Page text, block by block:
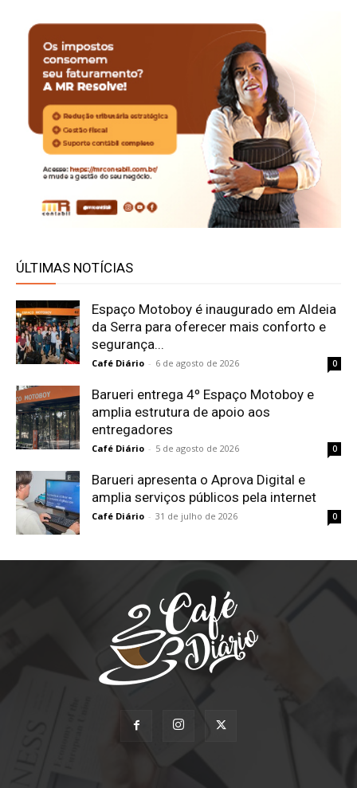
ÚLTIMAS NOTÍCIAS
Espaço Motoboy é inaugurado em Aldeia
da Serra para oferecer mais conforto e
segurança...
Café Diário - 6 de agosto de 2026 0
Barueri entrega 4º Espaço Motoboy e
amplia estrutura de apoio aos
entregadores
Café Diário - 5 de agosto de 2026 0
Barueri apresenta o Aprova Digital e
amplia serviços públicos pela internet
Café Diário - 31 de julho de 2026 0